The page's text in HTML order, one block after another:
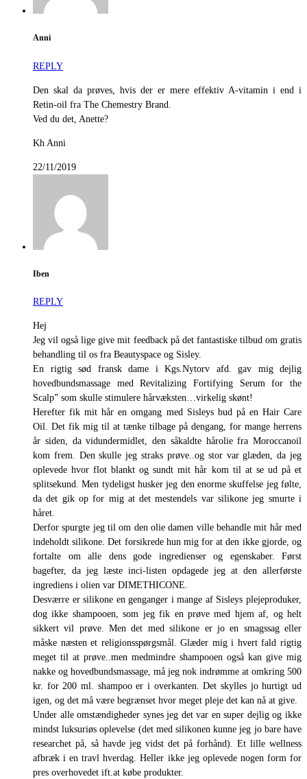
Anni
REPLY
Den skal da prøves, hvis der er mere effektiv A-vitamin i end i
Retin-oil fra The Chemestry Brand.
Ved du det, Anette?
Kh Anni
22/11/2019
Iben
REPLY
Hej
Jeg vil også lige give mit feedback på det fantastiske tilbud om gratis
behandling til os fra Beautyspace og Sisley.
En rigtig sød fransk dame i Kgs.Nytorv afd. gav mig dejlig
hovedbundsmassage med Revitalizing Fortifying Serum for the
Scalp” som skulle stimulere hårvæksten…virkelig skønt!
Herefter fik mit hår en omgang med Sisleys bud på en Hair Care
Oil. Det fik mig til at tænke tilbage på dengang, for mange herrens
år siden, da vidundermidlet, den såkaldte hårolie fra Moroccanoil
kom frem. Den skulle jeg straks prøve..og stor var glæden, da jeg
oplevede hvor flot blankt og sundt mit hår kom til at se ud på et
splitsekund. Men tydeligst husker jeg den enorme skuffelse jeg følte,
da det gik op for mig at det mestendels var silikone jeg smurte i
håret.
Derfor spurgte jeg til om den olie damen ville behandle mit hår med
indeholdt silikone. Det forsikrede hun mig for at den ikke gjorde, og
fortalte om alle dens gode ingredienser og egenskaber. Først
bagefter, da jeg læste inci-listen opdagede jeg at den allerførste
ingrediens i olien var DIMETHICONE.
Desværre er silikone en genganger i mange af Sisleys plejeproduker,
dog ikke shampooen, som jeg fik en prøve med hjem af, og helt
sikkert vil prøve. Men det med silikone er jo en smagssag eller
måske næsten et religionsspørgsmål. Glæder mig i hvert fald rigtig
meget til at prøve..men medmindre shampooen også kan give mig
nakke og hovedbundsmassage, må jeg nok indrømme at omkring 500
kr. for 200 ml. shampoo er i overkanten. Det skylles jo hurtigt ud
igen, og det må være begrænset hvor meget pleje det kan nå at give.
Under alle omstændigheder synes jeg det var en super dejlig og ikke
mindst luksuriøs oplevelse (det med silikonen kunne jeg jo bare have
researchet på, så havde jeg vidst det på forhånd). Et lille wellness
afbræk i en travl hverdag. Heller ikke jeg oplevede nogen form for
pres overhovedet ift.at købe produkter.